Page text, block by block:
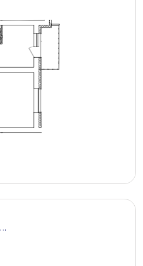
Ж
К на ул. Дуси Ковальчук
Российская Федерация,